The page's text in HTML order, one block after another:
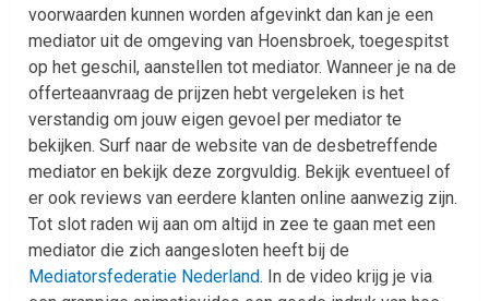
voorwaarden kunnen worden afgevinkt dan kan je een
mediator uit de omgeving van Hoensbroek, toegespitst
op het geschil, aanstellen tot mediator. Wanneer je na de
offerteaanvraag de prijzen hebt vergeleken is het
verstandig om jouw eigen gevoel per mediator te
bekijken. Surf naar de website van de desbetreffende
mediator en bekijk deze zorgvuldig. Bekijk eventueel of
er ook reviews van eerdere klanten online aanwezig zijn.
Tot slot raden wij aan om altijd in zee te gaan met een
mediator die zich aangesloten heeft bij de
Mediatorsfederatie Nederland. In de video krijg je via